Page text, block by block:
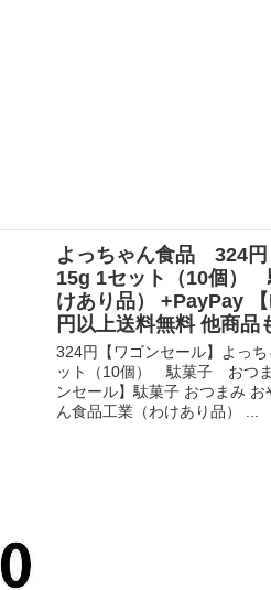
よっちゃん食品 324円
15g 1セット（10個
けあり品） +PayPay
円以上送料無料 他商品
324円【ワゴンセール】よっ
ット（10個） 駄菓子 おつ
ンセール】駄菓子 おつまみ
ん食品工業（わけあり品） ...